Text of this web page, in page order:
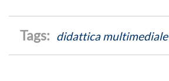
didattica multimediale